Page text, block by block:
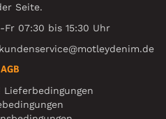
Seite.
07:30 bis 15:30 Uhr
kundenservice@motleydenim.de
AGB